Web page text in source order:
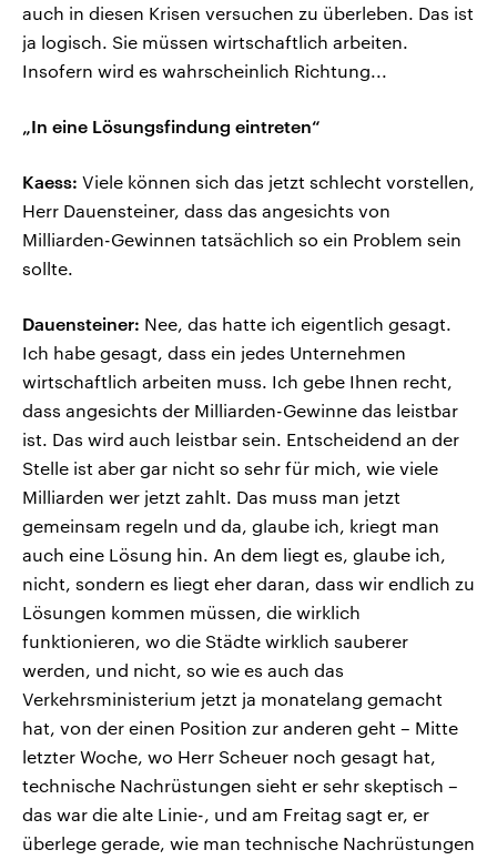
auch in diesen Krisen versuchen zu überleben. Das ist
ja logisch. Sie müssen wirtschaftlich arbeiten.
Insofern wird es wahrscheinlich Richtung...
„In eine Lösungsfindung eintreten“
Kaess: Viele können sich das jetzt schlecht vorstellen,
Herr Dauensteiner, dass das angesichts von
Milliarden-Gewinnen tatsächlich so ein Problem sein
sollte.
Dauensteiner: Nee, das hatte ich eigentlich gesagt.
Ich habe gesagt, dass ein jedes Unternehmen
wirtschaftlich arbeiten muss. Ich gebe Ihnen recht,
dass angesichts der Milliarden-Gewinne das leistbar
ist. Das wird auch leistbar sein. Entscheidend an der
Stelle ist aber gar nicht so sehr für mich, wie viele
Milliarden wer jetzt zahlt. Das muss man jetzt
gemeinsam regeln und da, glaube ich, kriegt man
auch eine Lösung hin. An dem liegt es, glaube ich,
nicht, sondern es liegt eher daran, dass wir endlich zu
Lösungen kommen müssen, die wirklich
funktionieren, wo die Städte wirklich sauberer
werden, und nicht, so wie es auch das
Verkehrsministerium jetzt ja monatelang gemacht
hat, von der einen Position zur anderen geht – Mitte
letzter Woche, wo Herr Scheuer noch gesagt hat,
technische Nachrüstungen sieht er sehr skeptisch –
das war die alte Linie-, und am Freitag sagt er, er
überlege gerade, wie man technische Nachrüstungen